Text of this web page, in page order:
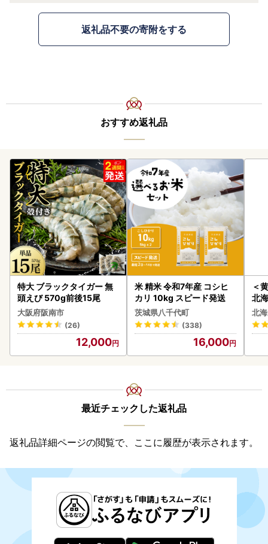
返礼品不要の寄附をする
おすすめ返礼品
特大 ブラックタイガー 無
頭えび 570g前後15尾
大阪府阪南市
(26)
12,000
米 精米 令和7年産 コシヒ
カリ 10kg スピード発送
茨城県八千代町
(338)
16,000
＜
北
北
最近チェックした返礼品
返礼品詳細ページの閲覧で、ここに履歴が表示されます。